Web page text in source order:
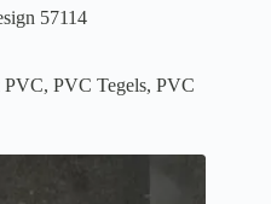
57114
PVC, PVC Tegels, PVC